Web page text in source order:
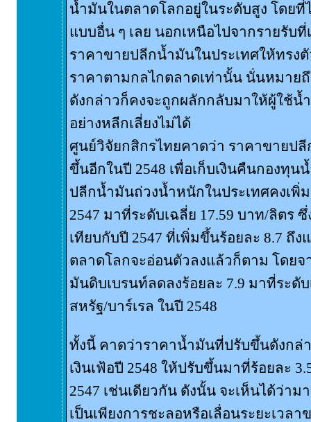
น้ำมันในตลาดโลกอยู่ในระดับสูง โดย
แบบอื่น ๆ เลย นอกเหนือไปจากรายรับ
ราคาขายปลีกน้ำมันในประเทศให้ทรง
ราคาตามกลไกตลาดเท่านั้น นั่นหมาย
ดังกล่าวก็คงจะถูกผลักกลับมาให้ผู้ใช้น้
อย่างหลีกเลี่ยงไม่ได้
ศูนย์วิจัยกสิกรไทยคาดว่า ราคาขายป
ขึ้นอีกในปี 2548 เพื่อเก็บเงินคืนกองทุน
ปลีกน้ำมันถ่วงน้ำหนักในประเทศคงเพิ่
2547 มาที่ระดับเฉลี่ย 17.59 บาท/ลิตร
เทียบกับปี 2547 ที่เพิ่มขึ้นร้อยละ 8.7 ถึ
ตลาดโลกจะอ่อนตัวลงแล้วก็ตาม โดย
มันดิบเบรนท์ลดลงร้อยละ 7.9 มาที่ระดั
สหรัฐ/บาร์เรล ในปี 2548
ทั้งนี้ คาดว่าราคาน้ำมันที่ปรับขึ้นดังกล่
เงินเฟ้อปี 2548 ให้ปรับขึ้นมาที่ร้อยละ
2547 เช่นเดียวกัน ดังนั้น จะเห็นได้ว่า
เป็นเพียงการชะลอหรือเลื่อนระยะเวล